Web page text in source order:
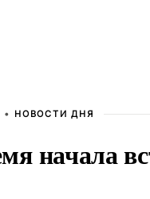
• НОВОСТИ ДНЯ
начала